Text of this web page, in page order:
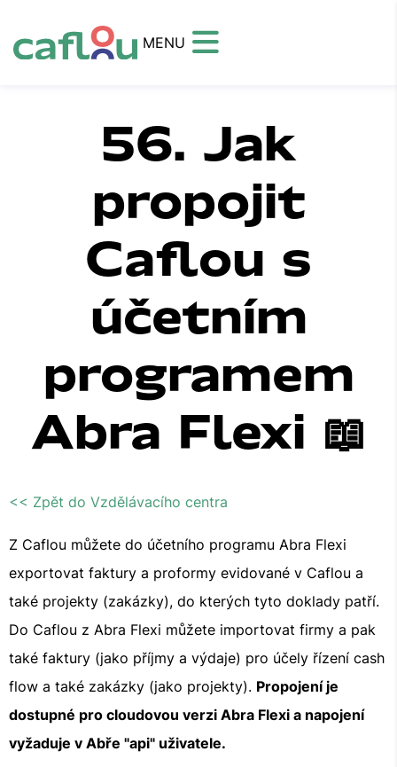
MENU
56. Jak
propojit
Caflou s
účetním
programem
Abra Flexi 📖
<< Zpět do Vzdělávacího centra
Z Caflou můžete do účetního programu Abra Flexi
exportovat faktury a proformy evidované v Caflou a
také projekty (zakázky), do kterých tyto doklady patří.
Do Caflou z Abra Flexi můžete importovat firmy a pak
také faktury (jako příjmy a výdaje) pro účely řízení cash
flow a také zakázky (jako projekty). Propojení je
dostupné pro cloudovou verzi Abra Flexi a napojení
vyžaduje v Abře "api" uživatele.